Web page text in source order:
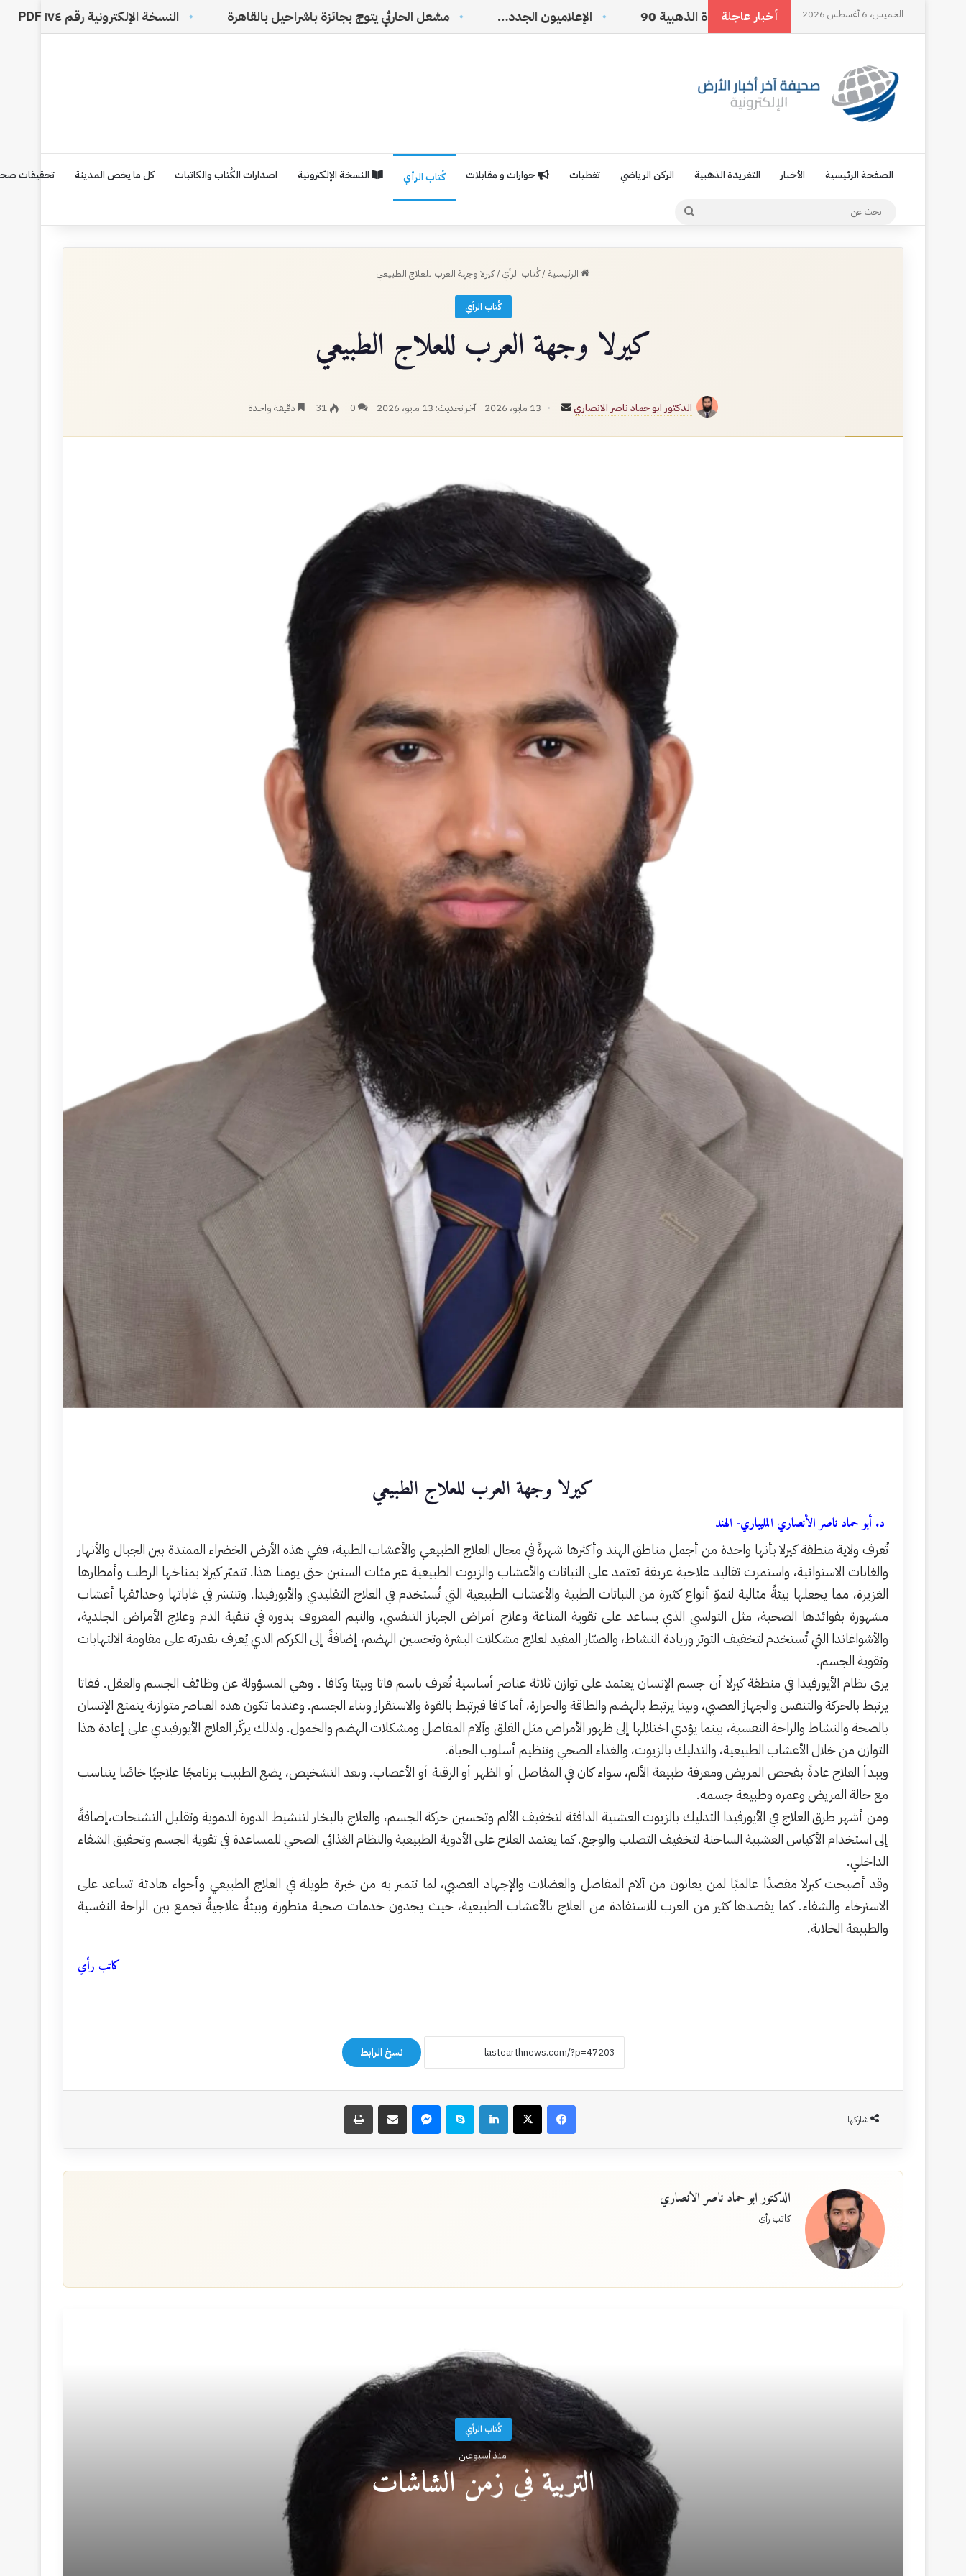
الخميس، 6 أغسطس 2026 أخبار عاجلة اسمي… هويتي الأولى التغريدة الذهبية 90 الإعلاميون الجدد… ‏‎مشعل الحارثي يتوج بجائزة باشراحيل بالقاهرة النسخة الإلكترونية رقم ١٧٤ PDF في ظلال
الصفحة الرئيسية الأخبار التغريدة الذهبية الركن الرياضي تغطيات حوارات و مقابلات كُتاب الرأي النسخة الإلكترونية اصدارات الكُتاب والكاتبات كل ما يخص المدينة تحقيقات
بحث
الرئيسية/كُتاب الرأي/كيرلا وجهة العرب للعلاج الطبيعي
كُتاب الرأي
كيرلا وجهة العرب للعلاج الطبيعي
الدكتور ابو حماد ناصر الانصاري
أرسل
إلكترونيا
13 مايو، 2026 آخر تحديث: 13 مايو، 2026 0
31 دقيقة واحدة
كيرلا وجهة العرب للعلاج الطبيعي
د. أبو حماد ناصر الأنصاري المليباري- الهند
تُعرف ولاية منطقة كيرلا بأنها واحدة من أجمل مناطق الهند وأكثرها شهرةً في مجال العلاج الطبيعي والأعشاب الطبية، ففي هذه الأرض الخضراء الممتدة بين الجبال والأنهار
والغابات الاستوائية، واستمرت تقاليد علاجية عريقة تعتمد على النباتات والأعشاب والزيوت الطبيعية عبر مئات السنين حتى يومنا هذا. تتميّز كيرلا بمناخها الرطب وأمطارها
الغزيرة، مما يجعلها بيئةً مثالية لنموّ أنواع كثيرة من النباتات الطبية والأعشاب الطبيعية التي تُستخدم في العلاج التقليدي والأيورفيدا. وتنتشر في غاباتها وحدائقها أعشاب
مشهورة بفوائدها الصحية، مثل التولسي الذي يساعد على تقوية المناعة وعلاج أمراض الجهاز التنفسي، والنيم المعروف بدوره في تنقية الدم وعلاج الأمراض الجلدية،
والأشواغاندا التي تُستخدم لتخفيف التوتر وزيادة النشاط، والصبّار المفيد لعلاج مشكلات البشرة وتحسين الهضم، إضافةً إلى الكركم الذي يُعرف بقدرته على مقاومة الالتهابات
وتقوية الجسم.
يرى نظام الأيورفيدا في منطقة كيرلا أن جسم الإنسان يعتمد على توازن ثلاثة عناصر أساسية تُعرف باسم فاتا وبيتا وكافا . وهي المسؤولة عن وظائف الجسم والعقل. ففاتا
يرتبط بالحركة والتنفس والجهاز العصبي، وبيتا يرتبط بالهضم والطاقة والحرارة، أما كافا فيرتبط بالقوة والاستقرار وبناء الجسم. وعندما تكون هذه العناصر متوازنة يتمتع الإنسان
بالصحة والنشاط والراحة النفسية، بينما يؤدي اختلالها إلى ظهور الأمراض مثل القلق وآلام المفاصل ومشكلات الهضم والخمول. ولذلك يركّز العلاج الأيورفيدي على إعادة هذا
التوازن من خلال الأعشاب الطبيعية، والتدليك بالزيوت، والغذاء الصحي وتنظيم أسلوب الحياة.
ويبدأ العلاج عادةً بفحص المريض ومعرفة طبيعة الألم، سواء كان في المفاصل أو الظهر أو الرقبة أو الأعصاب. وبعد التشخيص، يضع الطبيب برنامجًا علاجيًا خاصًا يتناسب
مع حالة المريض وعمره وطبيعة جسمه.
ومن أشهر طرق العلاج في الأيورفيدا التدليك بالزيوت العشبية الدافئة لتخفيف الألم وتحسين حركة الجسم، والعلاج بالبخار لتنشيط الدورة الدموية وتقليل التشنجات،إضافةً
إلى استخدام الأكياس العشبية الساخنة لتخفيف التصلب والوجع. كما يعتمد العلاج على الأدوية الطبيعية والنظام الغذائي الصحي للمساعدة في تقوية الجسم وتحقيق الشفاء
الداخلي.
وقد أصبحت كيرلا مقصدًا عالميًا لمن يعانون من آلام المفاصل والعضلات والإجهاد العصبي، لما تتميز به من خبرة طويلة في العلاج الطبيعي وأجواء هادئة تساعد على
الاسترخاء والشفاء. كما يقصدها كثير من العرب للاستفادة من العلاج بالأعشاب الطبيعية، حيث يجدون خدمات صحية متطورة وبيئةً علاجيةً تجمع بين الراحة النفسية
والطبيعة الخلابة.
كاتب رأي
نسخ الرابط
شاركها
فيسبوك‫X لينكدإن سكايب ماسنجر مشاركة عبر البريد طباعة
الدكتور ابو حماد ناصر الانصاري
كاتب رأي
كُتاب الرأي
منذ أسبوعين
التربية في زمن الشاشات